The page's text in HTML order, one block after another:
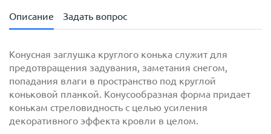
Описание Задать вопрос
Конусная заглушка круглого конька служит для
предотвращения задувания, заметания снегом,
попадания влаги в пространство под круглой
коньковой планкой. Конусообразная форма придает
конькам стреловидность с целью усиления
декоративного эффекта кровли в целом.